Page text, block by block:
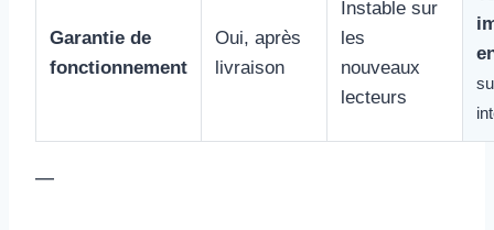
Garantie de
fonctionnement
Oui, après
livraison
Instable sur
les
nouveaux
lecteurs
—